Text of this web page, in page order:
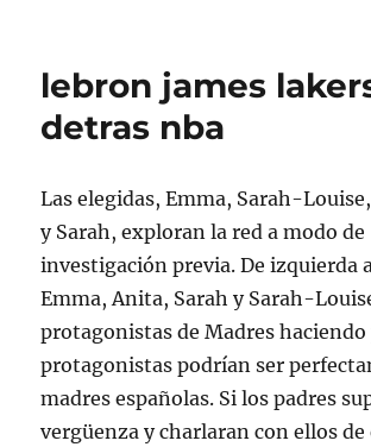
lebron james
detras nba
Las elegidas, Emma, Sarah-
y Sarah, exploran la red a modo de
investigación previa. De izquierda
Emma, Anita, Sarah y Sarah-
protagonistas de Madres haciendo
protagonistas podrían ser
madres españolas. Si los padres
vergüenza y charlaran con ellos de